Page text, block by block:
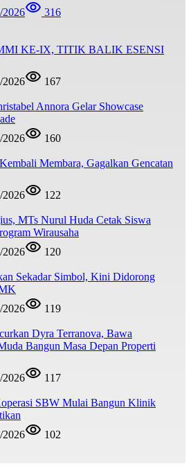
2026 316
KE-IX, TITIK BALIK ESENSI
2026
167
Annora Gelar Showcase
2026
160
Membara, Gagalkan Gencatan
2026
122
MTs Nurul Huda Cetak Siswa
Wirausaha
2026
120
Sekadar Simbol, Kini Didorong
2026
119
Dyra Terranova, Bawa
Bangun Masa Depan Properti
2026
117
SBW Mulai Bangun Klinik
2026 102